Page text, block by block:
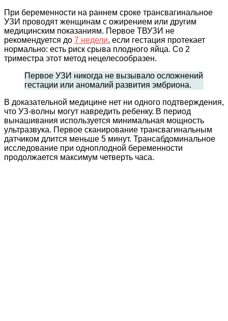
При беременности на раннем сроке трансвагинальное
УЗИ проводят женщинам с ожирением или другим
медицинским показаниям. Первое ТВУЗИ не
рекомендуется до 7 недели, если гестация протекает
нормально: есть риск срыва плодного яйца. Со 2
триместра этот метод нецелесообразен.
Первое УЗИ никогда не вызывало осложнений
гестации или аномалий развития эмбриона.
В доказательной медицине нет ни одного подтверждения,
что УЗ-волны могут навредить ребенку. В период
вынашивания используется минимальная мощность
ультразвука. Первое сканирование трансвагинальным
датчиком длится меньше 5 минут. Трансабдоминальное
исследование при одноплодной беременности
продолжается максимум четверть часа.